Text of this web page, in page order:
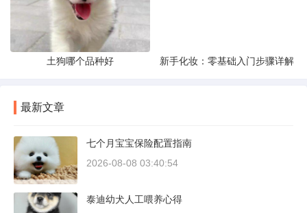
土狗哪个品种好 新手化妆：零基础入门步骤详解
最新文章
七个月宝宝保险配置指南
2026-08-08 03:40:54
泰迪幼犬人工喂养心得